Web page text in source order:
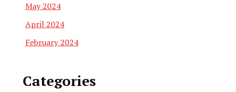
May 2024
April 2024
February 2024
Categories